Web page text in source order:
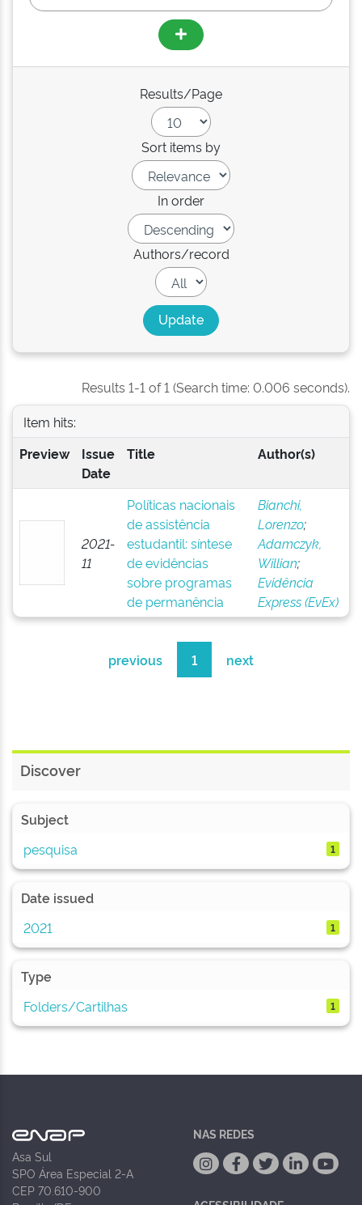
Results/Page
Sort items by
In order
Authors/record
Results 1-1 of 1 (Search time: 0.006 seconds).
Item hits:
Preview
Issue
Date
Title Author(s)
2021-
11
Políticas nacionais
de assistência
estudantil: síntese
de evidências
sobre programas
de permanência
Bianchi,
Lorenzo;
Adamczyk,
Willian;
Evidência
Express (EvEx)
previous 1 next
Discover
Subject
pesquisa
1
Date issued
2021
1
Type
Folders/Cartilhas
1
Asa Sul
SPO Área Especial 2-A
CEP 70.610-900
NAS REDES